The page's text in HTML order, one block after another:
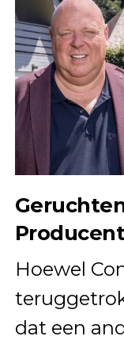
Hoewel
dat een